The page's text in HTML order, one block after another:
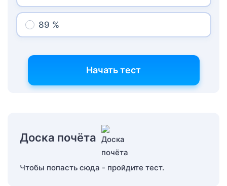
89 %
Начать тест
Доска почёта
Чтобы попасть сюда - пройдите тест.